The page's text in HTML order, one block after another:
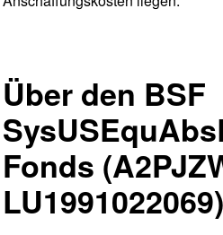
Über den BSF
Fonds
LU1991022069)